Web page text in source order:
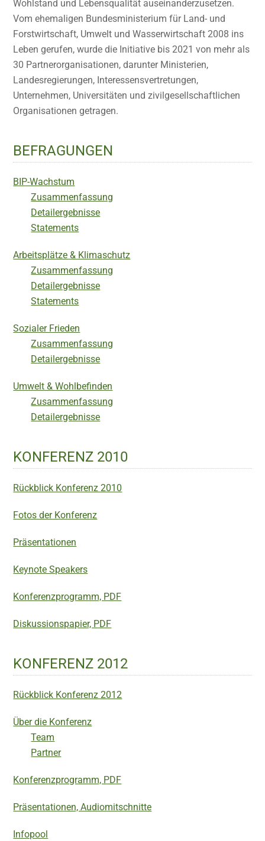
Wohlstand und Lebensqualität auseinanderzusetzen.
Vom ehemaligen Bundesministerium für Land- und
Forstwirtschaft, Umwelt und Wasserwirtschaft 2008 ins
Leben gerufen, wurde die Initiative bis 2021 von mehr als
30 Partnerorganisationen, darunter Ministerien,
Landesregierungen, Interessensvertretungen,
Unternehmen, Universitäten und zivilgesellschaftlichen
Organisationen getragen.
BEFRAGUNGEN
BIP-Wachstum
Zusammenfassung
Detailergebnisse
Statements
Arbeitsplätze & Klimaschutz
Zusammenfassung
Detailergebnisse
Statements
Sozialer Frieden
Zusammenfassung
Detailergebnisse
Umwelt & Wohlbefinden
Zusammenfassung
Detailergebnisse
KONFERENZ 2010
Rückblick Konferenz 2010
Fotos der Konferenz
Präsentationen
Keynote Speakers
Konferenzprogramm, PDF
Diskussionspapier, PDF
KONFERENZ 2012
Rückblick Konferenz 2012
Über die Konferenz
Team
Partner
Konferenzprogramm, PDF
Präsentationen, Audiomitschnitte
Infopool